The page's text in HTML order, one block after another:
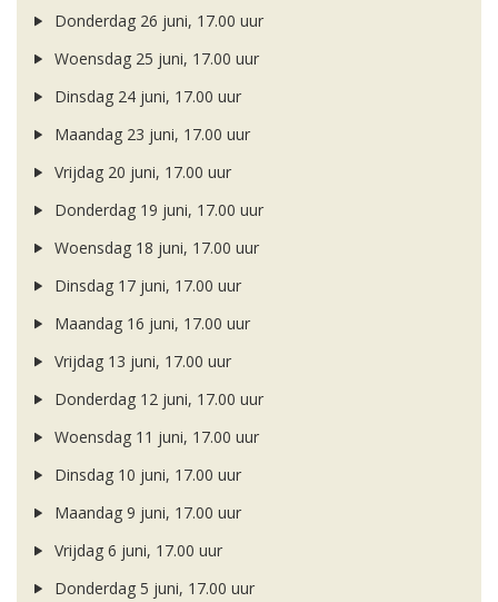
Donderdag 26 juni, 17.00 uur
Woensdag 25 juni, 17.00 uur
Dinsdag 24 juni, 17.00 uur
Maandag 23 juni, 17.00 uur
Vrijdag 20 juni, 17.00 uur
Donderdag 19 juni, 17.00 uur
Woensdag 18 juni, 17.00 uur
Dinsdag 17 juni, 17.00 uur
Maandag 16 juni, 17.00 uur
Vrijdag 13 juni, 17.00 uur
Donderdag 12 juni, 17.00 uur
Woensdag 11 juni, 17.00 uur
Dinsdag 10 juni, 17.00 uur
Maandag 9 juni, 17.00 uur
Vrijdag 6 juni, 17.00 uur
Donderdag 5 juni, 17.00 uur